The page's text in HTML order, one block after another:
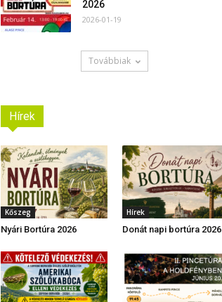
2026
2026-01-19
Továbbiak
Hírek
Kőszeg
Nyári Bortúra 2026
Hírek
Donát napi bortúra 2026